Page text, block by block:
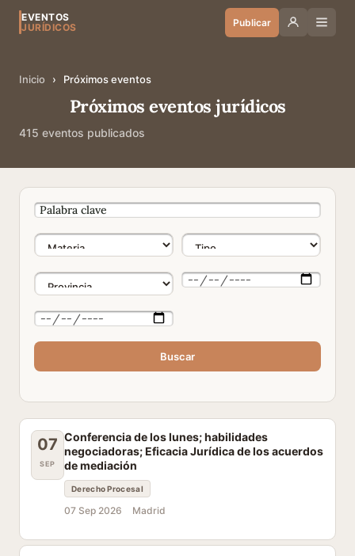
EVENTOS
JURÍDICOS
Publicar
Inicio › Próximos eventos
Próximos eventos jurídicos
415 eventos publicados
Buscar
07
SEP
Conferencia de los lunes; habilidades
negociadoras; Eficacia Jurídica de los acuerdos
de mediación
Derecho Procesal
07 Sep 2026 Madrid